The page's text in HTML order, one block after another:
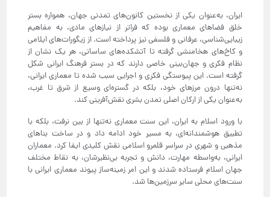
ایران، به‌عنوان یکی از نخستین کانون‌های تمدنی جهان، همواره بستر
خلق فضاهای معماری بوده که فراتر از نیازهای مادی، به مفاهیم
زیبایی‌شناسی، عرفانی و فلسفی نیز پرداخته است. از زیگورات‌های ایلامی
و کاخ‌های هخامنشی گرفته تا آتشکده‌های ساسانی، هر یک نشان از
نظام فکری و جهان‌بینی خاصی دارند که در بستر فرهنگ ایرانی شکل
گرفته است. این پیوستگی فکری و اجرایی سبب شده تا معماری ایرانی،
نه‌تنها درون مرزهای خود، بلکه در گستره‌ای وسیع از شرق تا غرب،
به‌عنوان یکی از ارکان اصلی تمدن بشری نقش‌آفرینی کند.
با ورود اسلام به ایران، این سنت معماری نه‌تنها از بین نرفت، بلکه با
تطبیق هوشمندانه‌ای، به مسیر خود ادامه داد و در ساخت بناهای
مذهبی و شهری در سراسر قلمرو اسلامی نقش کلیدی ایفا کرد. معماران
ایرانی، به‌واسطه مهارت، دانش و تجربه بی‌نظیرشان، به نقاط مختلف
جهان اسلام فرستاده شدند و این امر زمینه‌ساز پیوند معماری ایرانی با
سنت‌های محلی سایر سرزمین‌ها شد.